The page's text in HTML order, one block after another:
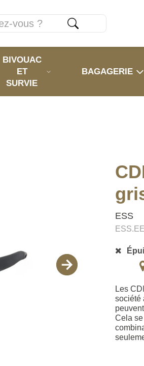
BIVOUAC
ET
SURVIE
BAGAGERIE
ESS
Les
société
Cela